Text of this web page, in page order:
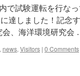
で試験運転を行な
達しました！記念
会、海洋環境研究会
, news, Visitors | 0 Comments